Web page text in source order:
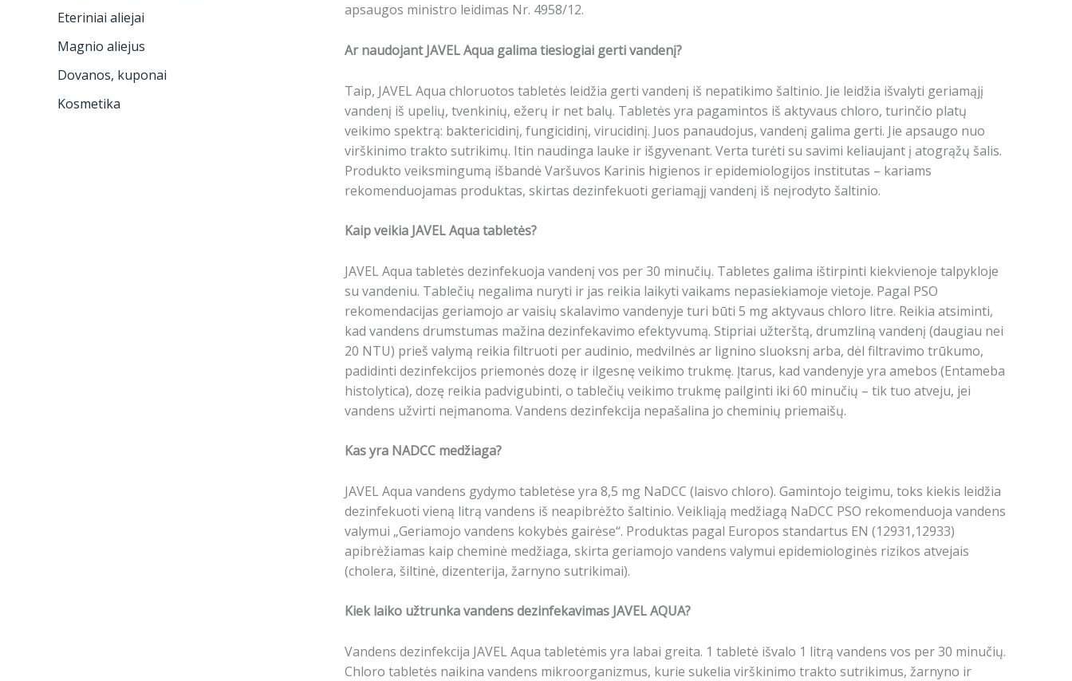
Eteriniai aliejai
Magnio aliejus
Dovanos, kuponai
Kosmetika
apsaugos ministro leidimas Nr. 4958/12.
Ar naudojant JAVEL Aqua galima tiesiogiai gerti vandenį?
Taip, JAVEL Aqua chloruotos tabletės leidžia gerti vandenį iš nepatikimo šaltinio. Jie leidžia išvalyti geriamąjį
vandenį iš upelių, tvenkinių, ežerų ir net balų. Tabletės yra pagamintos iš aktyvaus chloro, turinčio platų
veikimo spektrą: baktericidinį, fungicidinį, virucidinį. Juos panaudojus, vandenį galima gerti. Jie apsaugo nuo
virškinimo trakto sutrikimų. Itin naudinga lauke ir išgyvenant. Verta turėti su savimi keliaujant į atogrąžų šalis.
Produkto veiksmingumą išbandė Varšuvos Karinis higienos ir epidemiologijos institutas – kariams
rekomenduojamas produktas, skirtas dezinfekuoti geriamąjį vandenį iš neįrodyto šaltinio.
Kaip veikia JAVEL Aqua tabletės?
JAVEL Aqua tabletės dezinfekuoja vandenį vos per 30 minučių. Tabletes galima ištirpinti kiekvienoje talpykloje
su vandeniu. Tablečių negalima nuryti ir jas reikia laikyti vaikams nepasiekiamoje vietoje. Pagal PSO
rekomendacijas geriamojo ar vaisių skalavimo vandenyje turi būti 5 mg aktyvaus chloro litre. Reikia atsiminti,
kad vandens drumstumas mažina dezinfekavimo efektyvumą. Stipriai užterštą, drumzliną vandenį (daugiau nei
20 NTU) prieš valymą reikia filtruoti per audinio, medvilnės ar lignino sluoksnį arba, dėl filtravimo trūkumo,
padidinti dezinfekcijos priemonės dozę ir ilgesnę veikimo trukmę. Įtarus, kad vandenyje yra amebos (Entameba
histolytica), dozę reikia padvigubinti, o tablečių veikimo trukmę pailginti iki 60 minučių – tik tuo atveju, jei
vandens užvirti neįmanoma. Vandens dezinfekcija nepašalina jo cheminių priemaišų.
Kas yra NADCC medžiaga?
JAVEL Aqua vandens gydymo tabletėse yra 8,5 mg NaDCC (laisvo chloro). Gamintojo teigimu, toks kiekis leidžia
dezinfekuoti vieną litrą vandens iš neapibrėžto šaltinio. Veikliąją medžiagą NaDCC PSO rekomenduoja vandens
valymui „Geriamojo vandens kokybės gairėse“. Produktas pagal Europos standartus EN (12931,12933)
apibrėžiamas kaip cheminė medžiaga, skirta geriamojo vandens valymui epidemiologinės rizikos atvejais
(cholera, šiltinė, dizenterija, žarnyno sutrikimai).
Kiek laiko užtrunka vandens dezinfekavimas JAVEL AQUA?
Vandens dezinfekcija JAVEL Aqua tabletėmis yra labai greita. 1 tabletė išvalo 1 litrą vandens vos per 30 minučių.
Chloro tabletės naikina vandens mikroorganizmus, kurie sukelia virškinimo trakto sutrikimus, žarnyno ir